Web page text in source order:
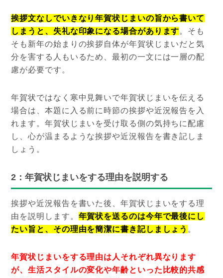
挨拶文なしでいきなり年賀状じまいの旨から書いて
しまうと、失礼な印象になる場合があります。そも
そも新年の始まりの挨拶自体が年賀状じまいだと気
分を害する人もいるため、最初の一文には一層の配
慮が必要です。
年賀状ではなく寒中見舞いで年賀状じまいを伝える
場合は、本題に入る前に時節の挨拶や近況報告を入
れます。年賀状じまいを受け取る側の気持ちに配慮
し、心が温まるような挨拶や近況報告を書き記しま
しょう。
2：年賀状じまいをする理由を説明する
挨拶や近況報告を書いた後、年賀状じまいをする理
由を説明します。 年賀状を送るのは今年で最後にし
たい旨と、その理由を簡潔に書き記しましょう 。
年賀状じまいをする理由は人それぞれ異なります
が、生活スタイルの変化や年齢といった比較的共感